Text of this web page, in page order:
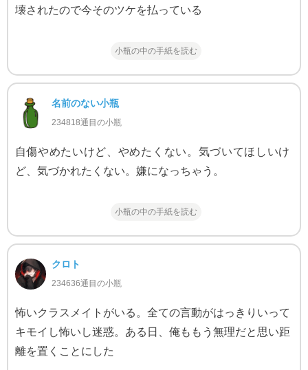
壊されたので今そのツケを払っている
小瓶の中の手紙を読む
名前のない小瓶
234818通目の小瓶
自傷やめたいけど、やめたくない。気づいてほしいけ
ど、気づかれたくない。嫌になっちゃう。
小瓶の中の手紙を読む
クロト
234636通目の小瓶
怖いクラスメイトがいる。全ての言動がはっきりいって
キモイし怖いし迷惑。ある日、俺ももう無理だと思い距
離を置くことにした